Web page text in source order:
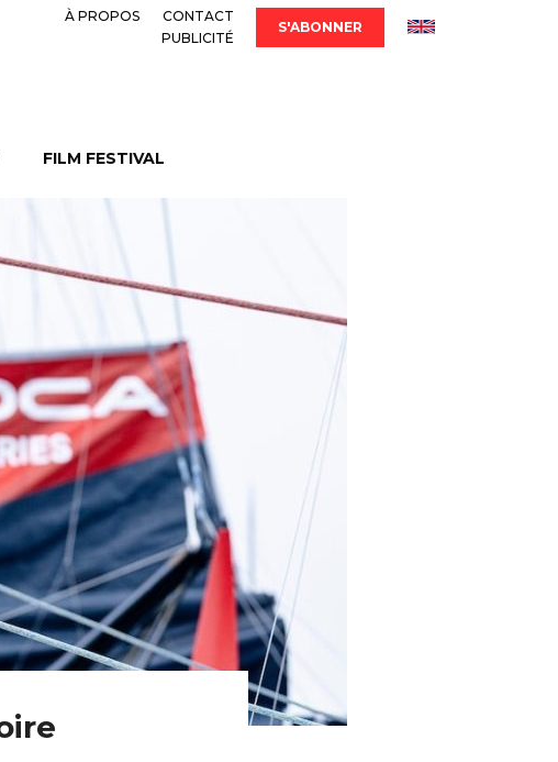
À PROPOS
CONTACT
PUBLICITÉ
S'ABONNER
FILM FESTIVAL